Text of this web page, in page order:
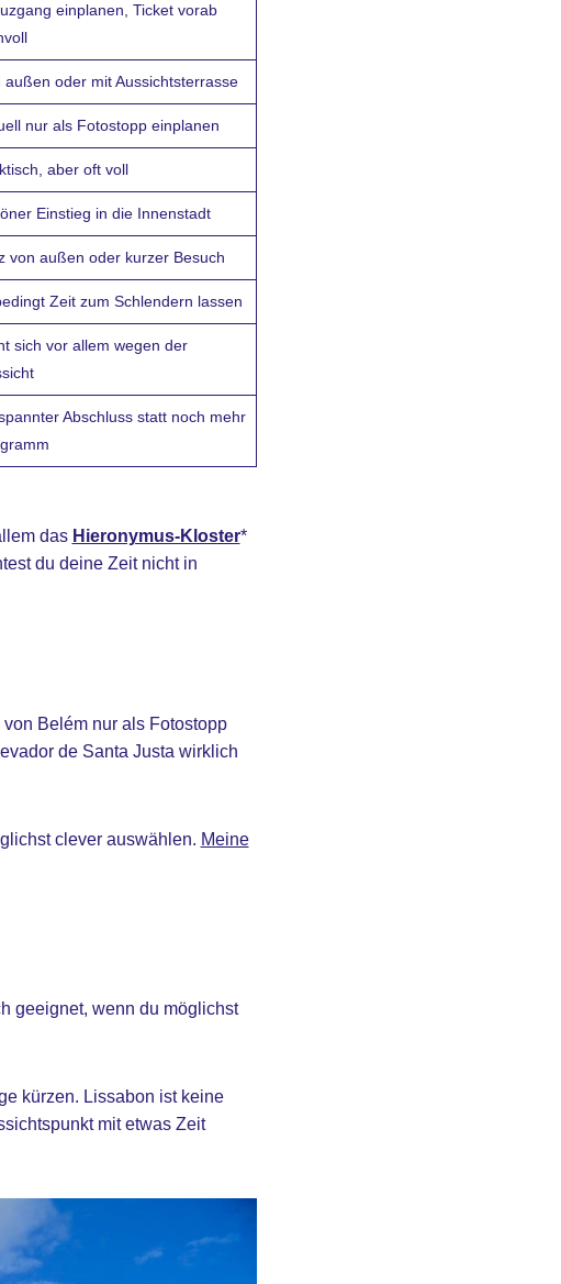
einplanen, Ticket vorab
außen oder mit Aussichtsterrasse
nur als Fotostopp einplanen
aber oft voll
Einstieg in die Innenstadt
von außen oder kurzer Besuch
Zeit zum Schlendern lassen
sich vor allem wegen der
Abschluss statt noch mehr
das Hieronymus-Kloster*
du deine Zeit nicht in
Belém nur als Fotostopp
de Santa Justa wirklich
clever auswählen. Meine
geeignet, wenn du möglichst
kürzen. Lissabon ist keine
mit etwas Zeit